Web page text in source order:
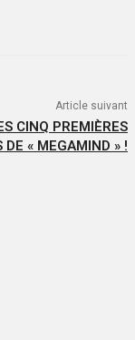
Article suivant
CINQ PREMIÈRES
DE « MEGAMIND » !